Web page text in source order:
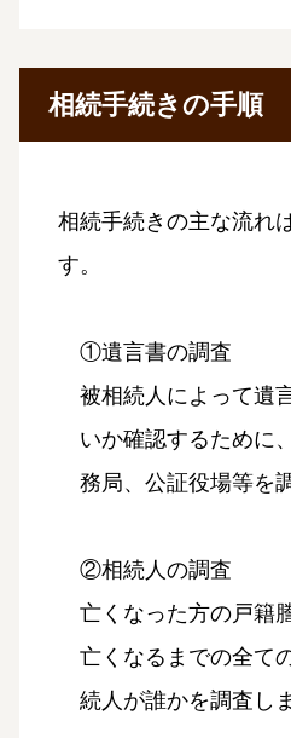
相続手続きの手順
相続手続きの主な流れ
す。
①遺言書の調査
被相続人によって遺
いか確認するために
務局、公証役場等を
②相続人の調査
亡くなった方の戸籍
亡くなるまでの全て
続人が誰かを調査し